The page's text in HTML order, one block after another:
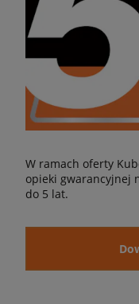
W ramach oferty
opieki gwarancyjnej
do 5 lat.